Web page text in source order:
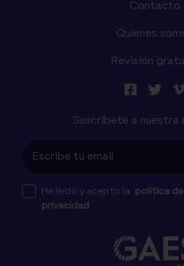
Contacto
Quienes
Revisión
Suscríbete a nuestra
He leído y acepto la política de
privacidad